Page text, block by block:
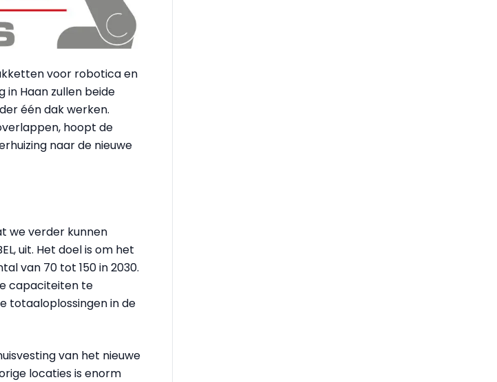
voor robotica en
in Haan zullen beide
één dak werken.
hoopt de
naar de nieuwe
we verder kunnen
uit. Het doel is om het
van 70 tot 150 in 2030.
capaciteiten te
totaaloplossingen in de
van het nieuwe
locaties is enorm